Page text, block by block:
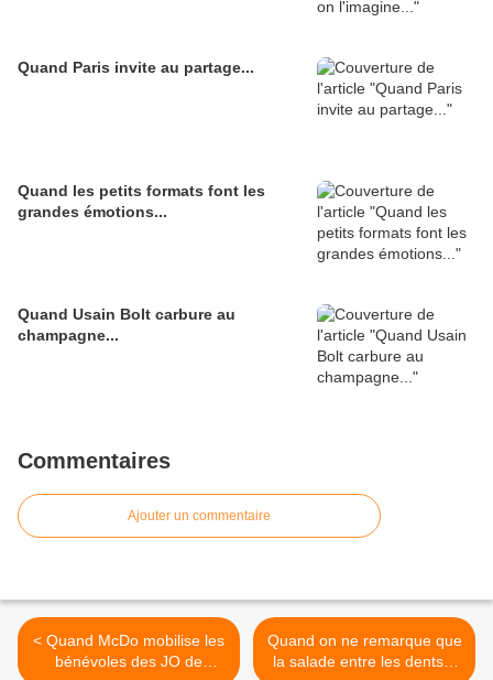
Quand Paris invite au partage...
Quand les petits formats font les
grandes émotions...
Quand Usain Bolt carbure au
champagne...
Commentaires
Ajouter un commentaire
< Quand McDo mobilise les
bénévoles des JO de
Quand on ne remarque que
la salade entre les dents...